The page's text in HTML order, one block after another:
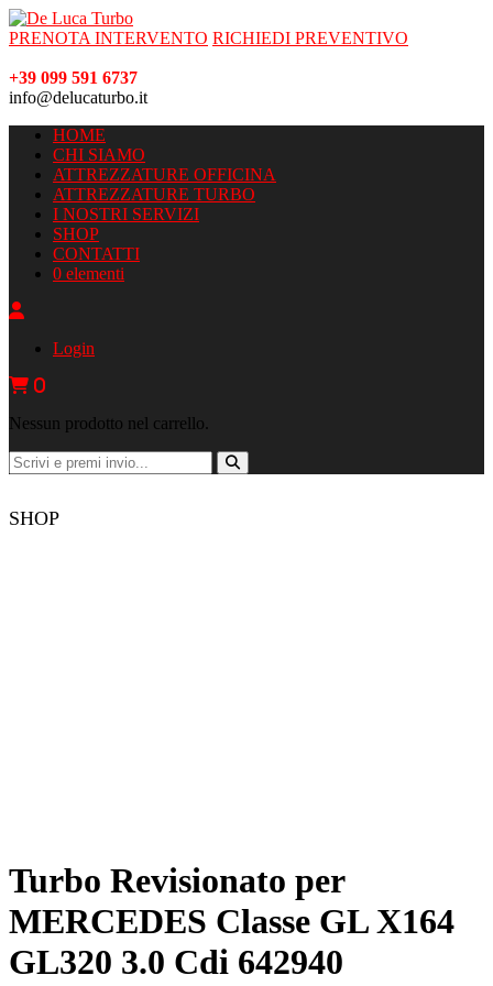
PRENOTA INTERVENTO RICHIEDI PREVENTIVO
+39 099 591 6737
info@delucaturbo.it
HOME
CHI SIAMO
ATTREZZATURE OFFICINA
ATTREZZATURE TURBO
I NOSTRI SERVIZI
SHOP
CONTATTI
0 elementi
Login
0
Nessun prodotto nel carrello.
SHOP
Turbo Revisionato per
MERCEDES Classe GL X164
GL320 3.0 Cdi 642940